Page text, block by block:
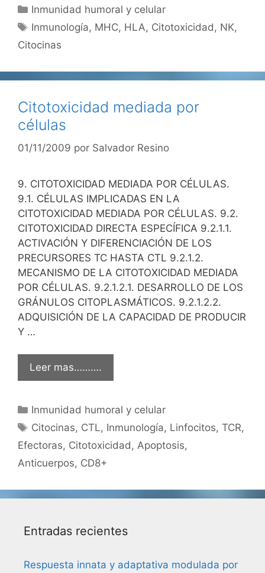
Categorías
Inmunidad humoral y celular
Etiquetas
Inmunología, MHC, HLA, Citotoxicidad, NK,
Citocinas
Citotoxicidad mediada por
células
01/11/2009 por Salvador Resino
9. CITOTOXICIDAD MEDIADA POR CÉLULAS.
9.1. CÉLULAS IMPLICADAS EN LA
CITOTOXICIDAD MEDIADA POR CÉLULAS. 9.2.
CITOTOXICIDAD DIRECTA ESPECÍFICA 9.2.1.1.
ACTIVACIÓN Y DIFERENCIACIÓN DE LOS
PRECURSORES TC HASTA CTL 9.2.1.2.
MECANISMO DE LA CITOTOXICIDAD MEDIADA
POR CÉLULAS. 9.2.1.2.1. DESARROLLO DE LOS
GRÁNULOS CITOPLASMÁTICOS. 9.2.1.2.2.
ADQUISICIÓN DE LA CAPACIDAD DE PRODUCIR
Y …
Leer mas……….
Categorías
Inmunidad humoral y celular
Etiquetas
Citocinas, CTL, Inmunología, Linfocitos,TCR,
Efectoras, Citotoxicidad, Apoptosis,
Anticuerpos, CD8+
Entradas recientes
Respuesta innata y adaptativa modulada por